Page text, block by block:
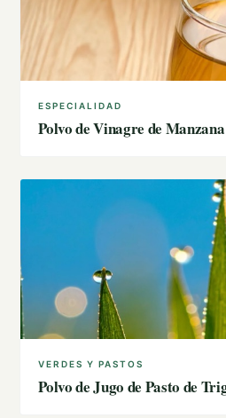
ESPECIALIDAD
Polvo de Vinagre de Manzana
VERDES Y PASTOS
Polvo de Jugo de Pasto de